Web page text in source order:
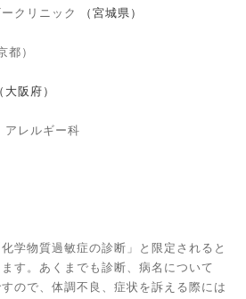
クリニック （宮城県）
都）
大阪府）
アレルギー科
学物質過敏症の診断」と限定されると
す。あくまでも診断、病名について
ので、体調不良、症状を訴える際には